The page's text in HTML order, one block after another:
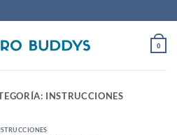
0
INSTRUCCIONES